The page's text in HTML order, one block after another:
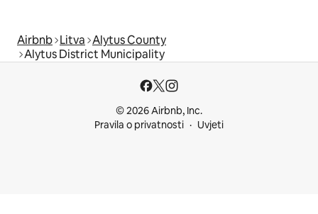
Airbnb Litva Alytus County
Alytus District Municipality
© 2026 Airbnb, Inc.
Pravila o privatnosti
Uvjeti